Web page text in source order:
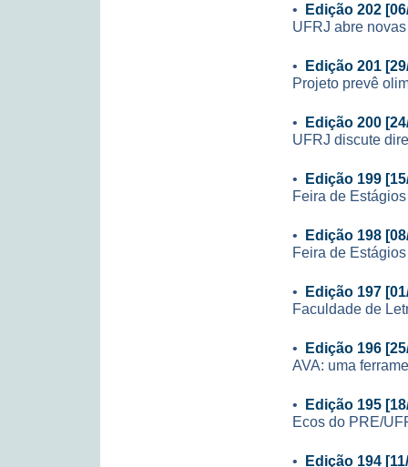
• Edição 202
UFRJ abre
• Edição 201
Projeto prevê
• Edição 200
UFRJ discute
• Edição 199
Feira de
• Edição 198
Feira de
• Edição 197
Faculdade de
• Edição 196
AVA: uma
• Edição 195
Ecos do PRE/
• Edição 194